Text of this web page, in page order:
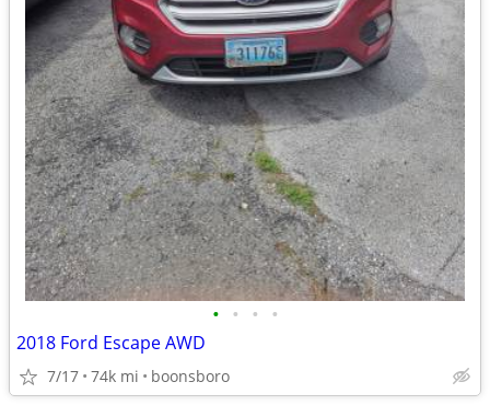
• • • •
2018 Ford Escape AWD
7/17 74k mi boonsboro